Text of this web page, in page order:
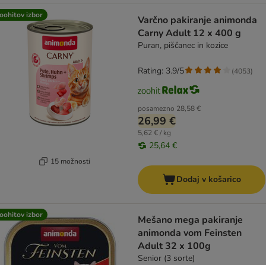
izbor
15 možnosti
Varčno pakiranje animonda
Carny Adult 12 x 400 g
Puran, piščanec in kozice
posamezno 28,58 €
26,99 €
5,62 € / kg
25,64 €
Rating: 3.9/5 (4053)
Dodaj v košarico
izbor
Mešano mega pakiranje
animonda vom Feinsten
Adult 32 x 100g
Senior (3 sorte)